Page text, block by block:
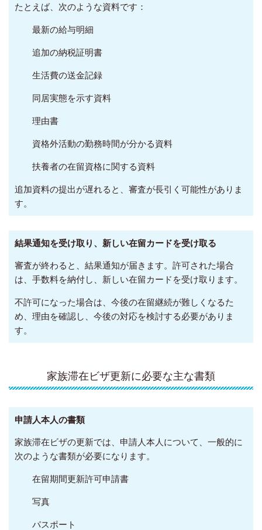
たとえば、次のような資料です：
最新の給与明細
追加の納税証明書
生活費の送金記録
同居実態を示す資料
理由書
資格外活動の勤務時間が分かる資料
扶養者の在留資格に関する資料
追加資料の提出が遅れると、審査が長引く可能性がありま
す。
結果通知を受け取り、新しい在留カードを受け取る
審査が終わると、結果通知が届きます。許可された場合
は、手数料を納付し、新しい在留カードを受け取ります。
不許可になった場合は、今後の在留継続が難しくなるた
め、理由を確認し、今後の対応を検討する必要がありま
す。
家族滞在ビザ更新に必要な主な書類
申請人本人の書類
家族滞在ビザの更新では、申請人本人について、一般的に
次のような書類が必要になります。
在留期間更新許可申請書
写真
パスポート